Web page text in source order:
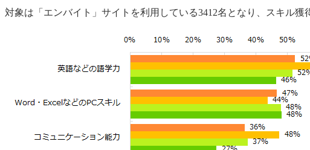
対象は「エンバイト」サイトを利用している3412名となり、スキル